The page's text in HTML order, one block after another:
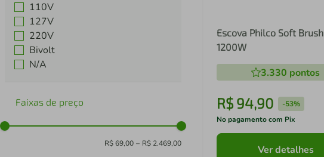
110V
127V
220V
Bivolt
N/A
Faixas de preço
R$ 69,00 – R$ 2.469,00
Escova Philco Soft Brush
1200W
3.330 pontos
R$ 94,90 -53%
No pagamento com Pix
Ver detalhes